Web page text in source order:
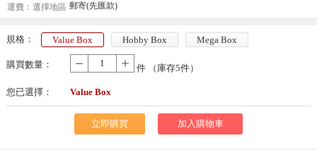
運費： 選擇地區 郵寄(先匯款)
規格： Value Box Hobby Box Mega Box
購買數量：
- 件 （庫存5件）
您已選擇： Value Box
立即購買 加入購物車